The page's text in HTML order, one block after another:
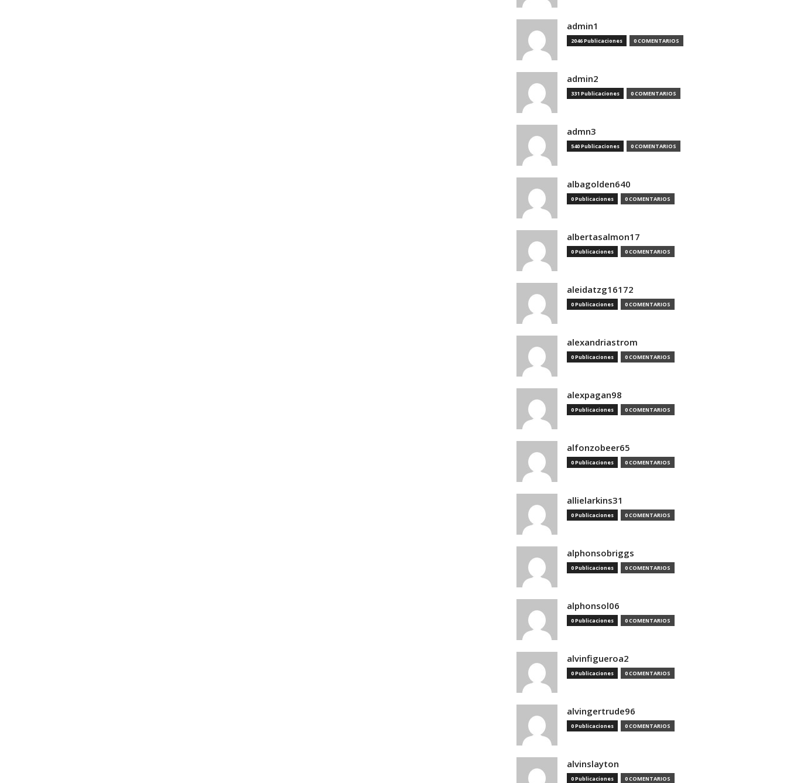
admin1
2046 Publicaciones 0 COMENTARIOS
admin2
331 Publicaciones 0 COMENTARIOS
admn3
540 Publicaciones 0 COMENTARIOS
albagolden640
0 Publicaciones 0 COMENTARIOS
albertasalmon17
0 Publicaciones 0 COMENTARIOS
aleidatzg16172
0 Publicaciones 0 COMENTARIOS
alexandriastrom
0 Publicaciones 0 COMENTARIOS
alexpagan98
0 Publicaciones 0 COMENTARIOS
alfonzobeer65
0 Publicaciones 0 COMENTARIOS
allielarkins31
0 Publicaciones 0 COMENTARIOS
alphonsobriggs
0 Publicaciones 0 COMENTARIOS
alphonsol06
0 Publicaciones 0 COMENTARIOS
alvinfigueroa2
0 Publicaciones 0 COMENTARIOS
alvingertrude96
0 Publicaciones 0 COMENTARIOS
alvinslayton
0 Publicaciones 0 COMENTARIOS